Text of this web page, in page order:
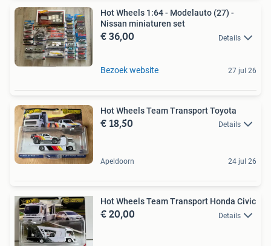
Hot Wheels 1:64 - Modelauto (27) -
Nissan miniaturen set
€ 36,00 Details
Bezoek website 27 jul 26
Hot Wheels Team Transport Toyota
€ 18,50 Details
Apeldoorn 24 jul 26
Hot Wheels Team Transport Honda Civic
€ 20,00 Details